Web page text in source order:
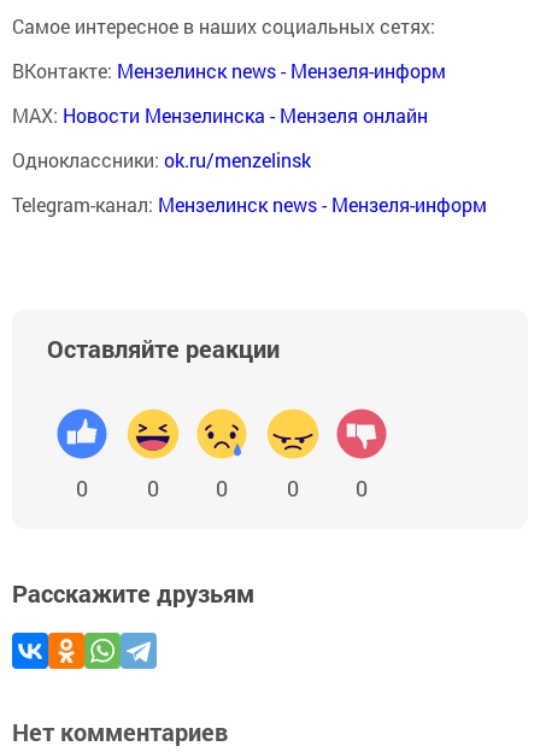
Самое интересное в наших социальных сетях:
ВКонтакте: Мензелинск news - Мензеля-информ
MAX: Новости Мензелинска - Мензеля онлайн
Одноклассники: ok.ru/menzelinsk
Telegram-канал: Мензелинск news - Мензеля-информ
Оставляйте реакции
0 0 0 0 0
Расскажите друзьям
Нет комментариев